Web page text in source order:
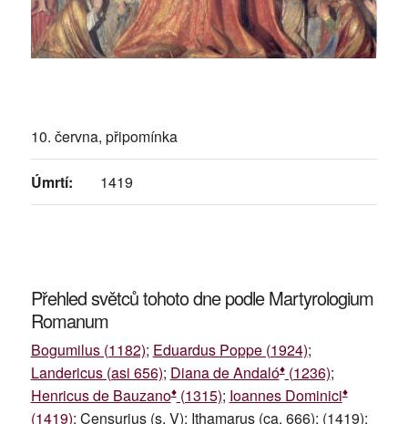
10. června, připomínka
Úmrtí: 1419
Přehled světců tohoto dne podle Martyrologium
Romanum
Bogumilus (1182); Eduardus Poppe (1924);
Landericus (asi 656); Diana de Andaló♦(1236);
Henricus de Bauzano♦(1315); Ioannes Dominici♦
(1419); Censurius (s. V); Ithamarus (ca. 666); (1419);